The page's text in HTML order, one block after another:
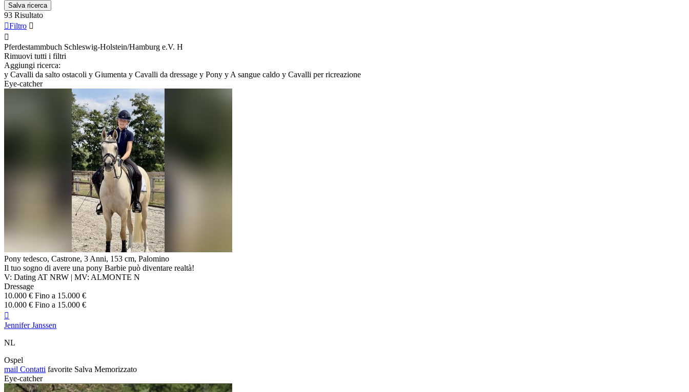
Salva ricerca
93 Risultato
Filtro 

Pferdestammbuch Schleswig-Holstein/Hamburg e.V. H
Rimuovi tutti i filtri
Aggiungi ricerca:
y Cavalli da salto ostacoli y Giumenta y Cavalli da dressage y Pony y A sangue caldo y Cavalli per ricreazione
Eye-catcher
Pony tedesco, Castrone, 3 Anni, 153 cm, Palomino
Il tuo sogno di avere una pony Barbie può diventare realtà!
V: Dating AT NRW | MV: ALMONTE N
Dressage
10.000 € Fino a 15.000 €
10.000 € Fino a 15.000 €

Jennifer Janssen
NL
Ospel
mail Contatti favorite Salva Memorizzato
Eye-catcher